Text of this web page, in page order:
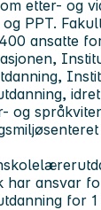
etter- og
PPT.
ansatte
og
har ansvar
for 1